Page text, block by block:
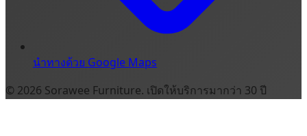
นำทางด้วย Google Maps
© 2026 Sorawee Furniture. เปิดให้บริการมากว่า 30 ปี